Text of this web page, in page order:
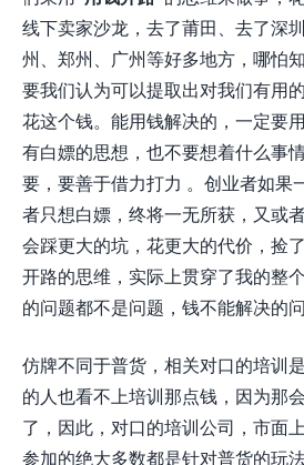
线下卖家沙龙，去了莆田、去了深
州、郑州、广州等好多地方，哪怕
要我们认为可以提取出对我们有用
花这个钱。能用钱解决的，一定要
有白嫖的思想，也不要想着什么事
要，要善于借力打力 。创业者如果
者只想白嫖，终将一无所获，又或
会踩更大的坑，花更大的代价，捡
开路的思维，实际上贯穿了我的整
的问题都不是问题，钱不能解决的
仿牌不同于普货，相关对口的培训
的人也看不上培训那点钱，因为那
了，因此，对口的培训公司，市面
参加的绝大多数都是针对普货的玩